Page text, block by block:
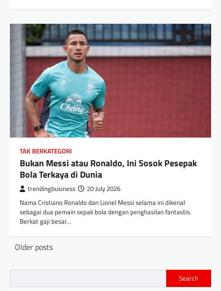
TAK BERKATEGORI
Bukan Messi atau Ronaldo, Ini Sosok Pesepak
Bola Terkaya di Dunia
trendingbusiness 20 July 2026
Nama Cristiano Ronaldo dan Lionel Messi selama ini dikenal
sebagai dua pemain sepak bola dengan penghasilan fantastis.
Berkat gaji besar…
Posts
Older posts
Search